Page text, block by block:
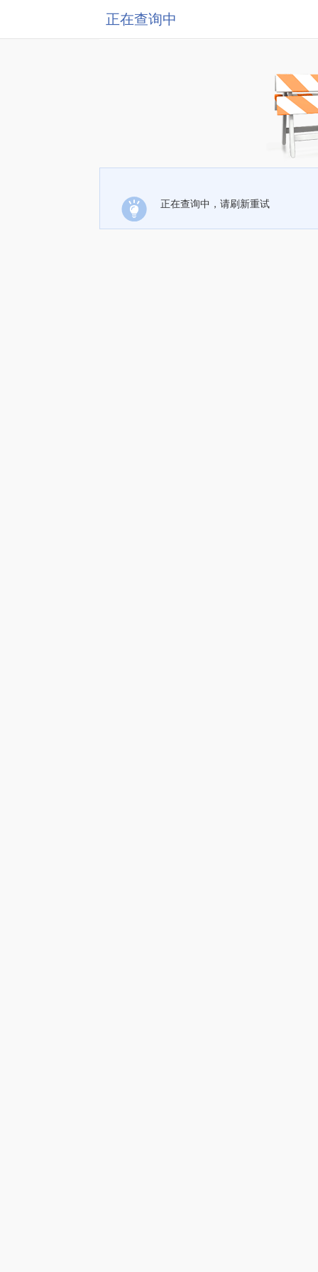
正在查询中
正在查询中，请刷新重试